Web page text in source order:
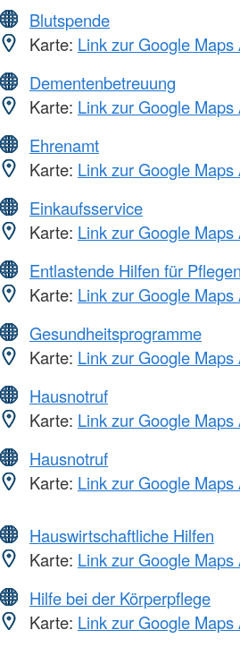
Blutspende
Karte: Link zur Google Maps
Dementenbetreuung
Karte: Link zur Google Maps
Ehrenamt
Karte: Link zur Google Maps
Einkaufsservice
Karte: Link zur Google Maps
Entlastende Hilfen für
Karte: Link zur Google Maps
Gesundheitsprogramme
Karte: Link zur Google Maps
Hausnotruf
Karte: Link zur Google Maps
Hausnotruf
Karte: Link zur Google Maps
Hauswirtschaftliche Hilfen
Karte: Link zur Google Maps
Hilfe bei der Körperpflege
Karte: Link zur Google Maps